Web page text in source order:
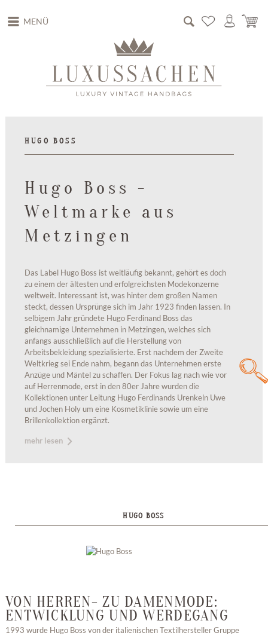
MENÜ
HUGO BOSS
Hugo Boss -
Weltmarke aus
Metzingen
Das Label Hugo Boss ist weitläufig bekannt, gehört es doch
zu einem der ältesten und erfolgreichsten Modekonzerne
weltweit. Interessant ist, was hinter dem großen Namen
steckt, dessen Ursprünge sich im Jahr 1923 finden lassen. In
selbigem Jahr gründete Hugo Ferdinand Boss das
gleichnamige Unternehmen in Metzingen, welches sich
anfangs ausschließlich auf die Herstellung von
Arbeitsbekleidung spezialisierte. Erst nachdem der Zweite
Weltkrieg sei Ende nahm, begann das Unternehmen erste
Anzüge und Mäntel zu schaffen. Der Fokus lag nach wie vor
auf Herrenmode, erst in den 80er Jahre wurden die
Kollektionen unter Leitung Hugo Ferdinands Urenkeln Uwe
und Jochen Holy um eine Kosmetiklinie sowie um eine
Brillenkollektion ergänzt.
mehr lesen
HUGO BOSS
VON HERREN- ZU DAMENMODE:
ENTWICKLUNG UND WERDEGANG
1993 wurde Hugo Boss von der italienischen Textilhersteller Gruppe